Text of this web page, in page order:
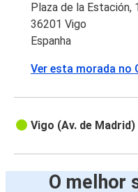
Plaza de la Estación,
36201 Vigo
Espanha
Ver esta morada no
Vigo (Av. de Madrid)
O melhor